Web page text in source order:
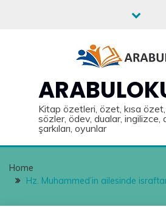
Kitap özetleri, özet, kısa
sözler, ödev, dualar, ingilizce,
şarkıları, oyunlar
Home
Hz. Muhammed’in ailesinde israftan